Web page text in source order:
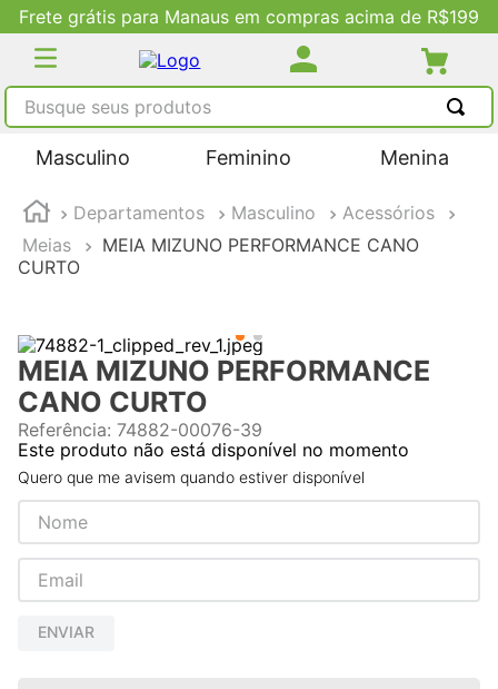
Frete grátis para Manaus em compras acima de R$199
Busque seus produtos
Masculino Feminino Menina
Departamentos Masculino
Acessórios
Meias
MEIA MIZUNO PERFORMANCE CANO
CURTO
MEIA MIZUNO PERFORMANCE
CANO CURTO
Referência: 74882-00076-39
Este produto não está disponível no momento
Quero que me avisem quando estiver disponível
ENVIAR
TERMOS MAIS BUSCADOS
2
tenis feminino
3º
5º tenis